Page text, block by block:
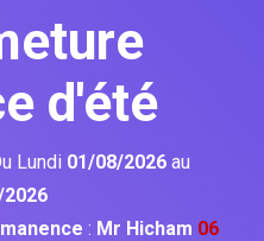
d'été
Lundi 01/08/2026 au
: Mr Hicham 06